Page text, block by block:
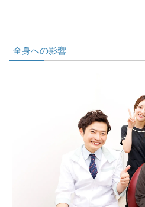
全身への影響